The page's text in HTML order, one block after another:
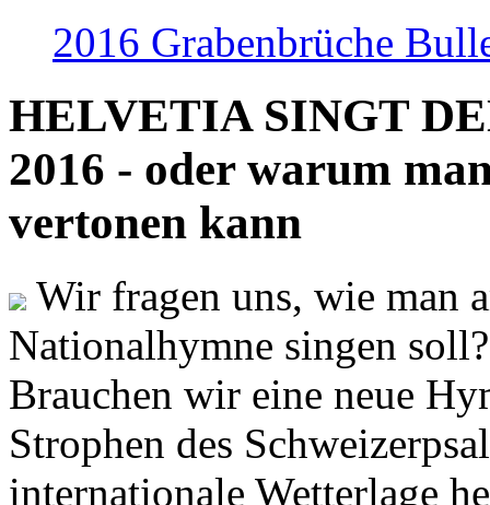
2016 Grabenbrüche
HELVETIA SINGT
2016 - oder warum
vertonen kann
Wir fragen uns, wie man
Nationalhymne singen
Brauchen wir eine neue
Strophen des
internationale Wetterlage